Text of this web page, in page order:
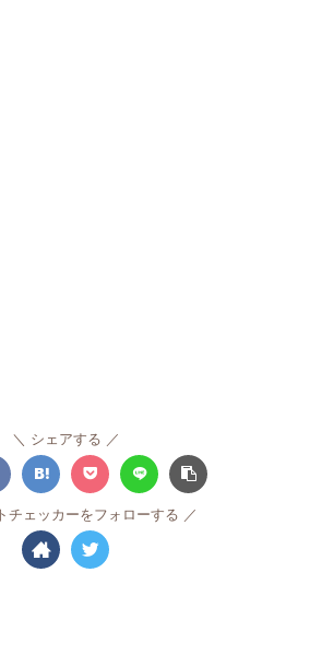
シェアする
チェッカーをフォローする